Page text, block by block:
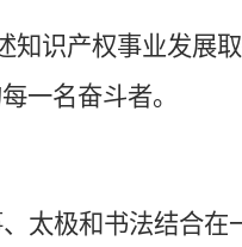
知识产权事业发展
一名奋斗者。
太极和书法结合